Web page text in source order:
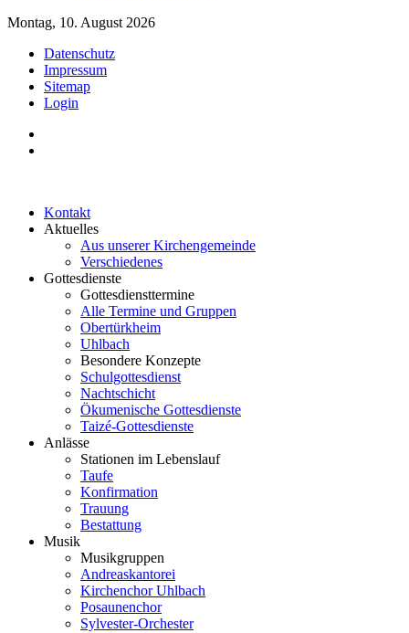
Montag, 10. August 2026
Datenschutz
Impressum
Sitemap
Login
Kontakt
Aktuelles
Aus unserer Kirchengemeinde
Verschiedenes
Gottesdienste
Gottesdiensttermine
Alle Termine und Gruppen
Obertürkheim
Uhlbach
Besondere Konzepte
Schulgottesdienst
Nachtschicht
Ökumenische Gottesdienste
Taizé-Gottesdienste
Anlässe
Stationen im Lebenslauf
Taufe
Konfirmation
Trauung
Bestattung
Musik
Musikgruppen
Andreaskantorei
Kirchenchor Uhlbach
Posaunenchor
Sylvester-Orchester